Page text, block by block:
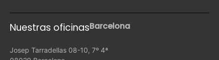
Nuestras oficinasBarcelona
Josep Tarradellas 08-10, 7º 4ª